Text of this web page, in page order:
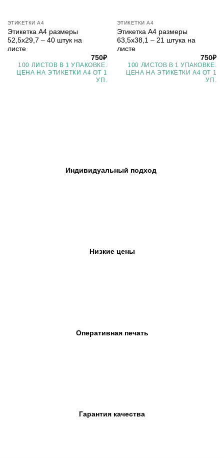
ЭТИКЕТКИ А4
Этикетка А4 размеры
52,5х29,7 – 40 штук на
листе
750₽
100 ЛИСТОВ В 1 УПАКОВКЕ.
ЦЕНА НА ЭТИКЕТКИ А4 ОТ 1
УП.
ЭТИКЕТКИ А4
Этикетка А4 размеры
63,5х38,1 – 21 штука на
листе
750₽
100 ЛИСТОВ В 1 УПАКОВКЕ.
ЦЕНА НА ЭТИКЕТКИ А4 ОТ 1
УП.
Индивидуальный подход
Низкие цены
Оперативная печать
Гарантия качества